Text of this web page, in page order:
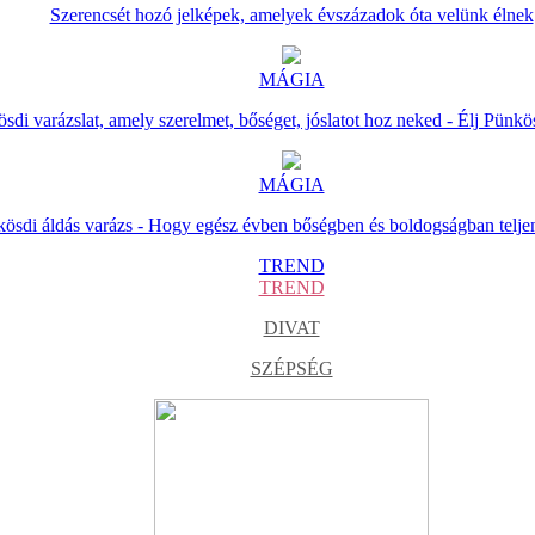
Szerencsét hozó jelképek, amelyek évszázadok óta velünk élnek
MÁGIA
varázslat, amely szerelmet, bőséget, jóslatot hoz neked - Élj
MÁGIA
áldás varázs - Hogy egész évben bőségben és boldogságban
TREND
TREND
DIVAT
SZÉPSÉG